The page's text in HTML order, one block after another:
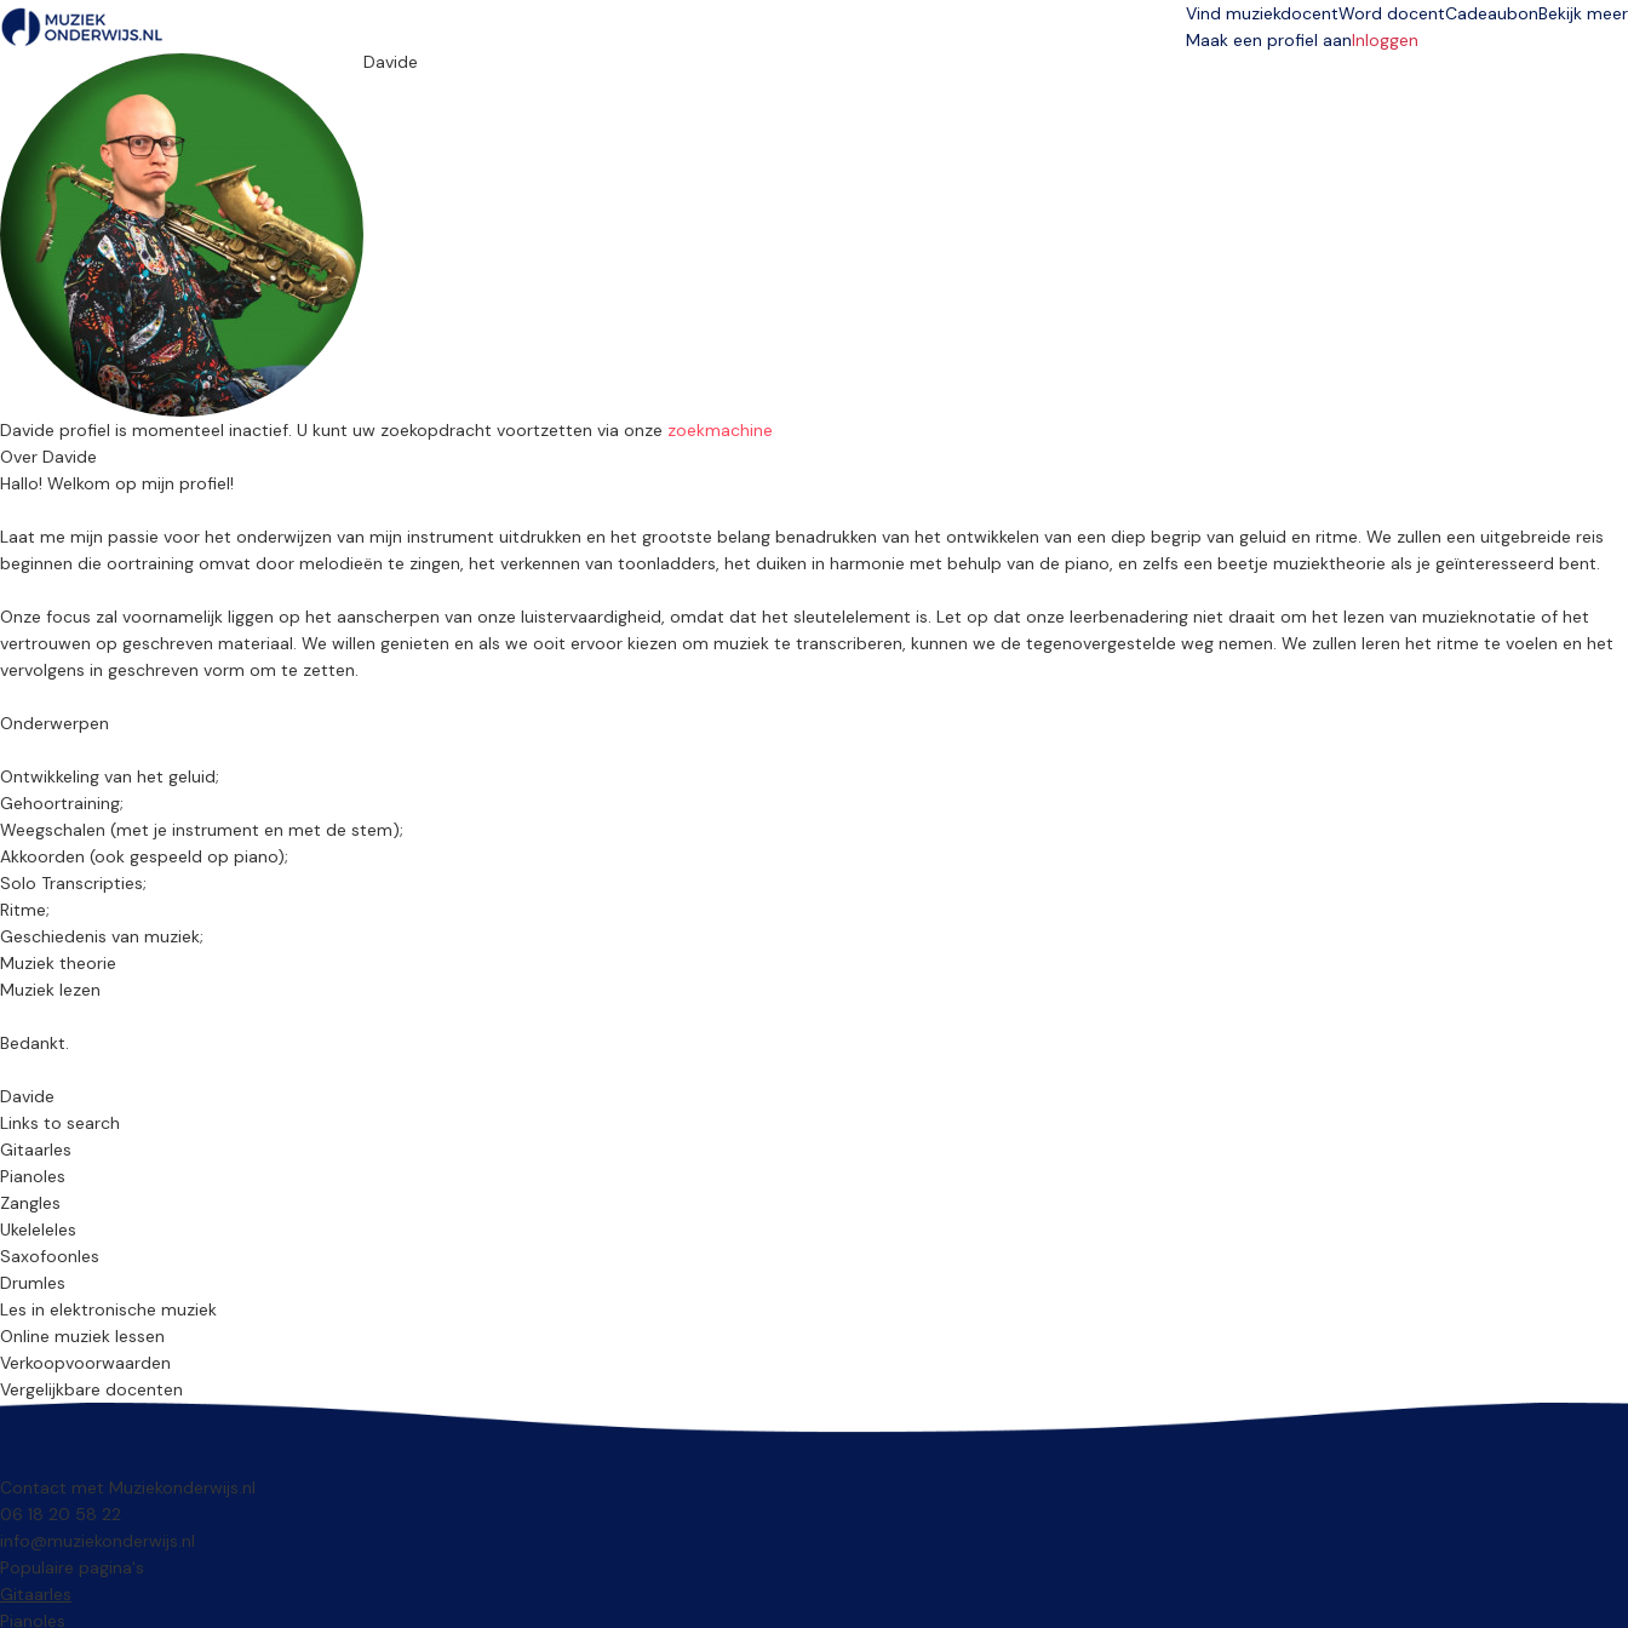
Vind muziekdocentWord docentCadeaubonBekijk meer
Maak een profiel aanInloggen
Davide
Davide profiel is momenteel inactief. U kunt uw zoekopdracht voortzetten via onze zoekmachine
Over Davide
Hallo! Welkom op mijn profiel!
Laat me mijn passie voor het onderwijzen van mijn instrument uitdrukken en het grootste belang benadrukken van het ontwikkelen van een diep begrip van geluid en ritme. We zullen een uitgebreide reis
beginnen die oortraining omvat door melodieën te zingen, het verkennen van toonladders, het duiken in harmonie met behulp van de piano, en zelfs een beetje muziektheorie als je geïnteresseerd bent.
Onze focus zal voornamelijk liggen op het aanscherpen van onze luistervaardigheid, omdat dat het sleutelelement is. Let op dat onze leerbenadering niet draait om het lezen van muzieknotatie of het
vertrouwen op geschreven materiaal. We willen genieten en als we ooit ervoor kiezen om muziek te transcriberen, kunnen we de tegenovergestelde weg nemen. We zullen leren het ritme te voelen en het
vervolgens in geschreven vorm om te zetten.
Onderwerpen
Ontwikkeling van het geluid;
Gehoortraining;
Weegschalen (met je instrument en met de stem);
Akkoorden (ook gespeeld op piano);
Solo Transcripties;
Ritme;
Geschiedenis van muziek;
Muziek theorie
Muziek lezen
Bedankt.
Davide
Links to search
Gitaarles
Pianoles
Zangles
Ukeleleles
Saxofoonles
Drumles
Les in elektronische muziek
Online muziek lessen
Verkoopvoorwaarden
Vergelijkbare docenten
Contact met Muziekonderwijs.nl
06 18 20 58 22
info@muziekonderwijs.nl
Populaire pagina's
Gitaarles
Pianoles